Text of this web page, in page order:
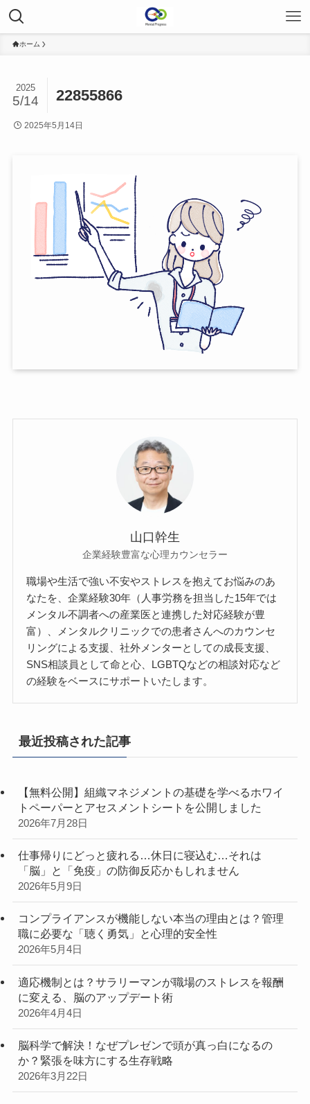
ホーム
22855866
2025
5/14
2025年5月14日
山口幹生
企業経験豊富な心理カウンセラー
職場や生活で強い不安やストレスを抱えてお悩みのあ
なたを、企業経験30年（人事労務を担当した15年では
メンタル不調者への産業医と連携した対応経験が豊
富）、メンタルクリニックでの患者さんへのカウンセ
リングによる支援、社外メンターとしての成長支援、
SNS相談員として命と心、LGBTQなどの相談対応など
の経験をベースにサポートいたします。
最近投稿された記事
【無料公開】組織マネジメントの基礎を学べるホワイ
トペーパーとアセスメントシートを公開しました
2026年7月28日
仕事帰りにどっと疲れる…休日に寝込む…それは
「脳」と「免疫」の防御反応かもしれません
2026年5月9日
コンプライアンスが機能しない本当の理由とは？管理
職に必要な「聴く勇気」と心理的安全性
2026年5月4日
適応機制とは？サラリーマンが職場のストレスを報酬
に変える、脳のアップデート術
2026年4月4日
脳科学で解決！なぜプレゼンで頭が真っ白になるの
か？緊張を味方にする生存戦略
2026年3月22日